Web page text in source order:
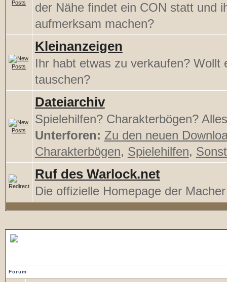
der Nähe findet ein CON statt und
aufmerksam machen?
Kleinanzeigen
Ihr habt etwas zu verkaufen? Wollt
tauschen?
Dateiarchiv
Spielehilfen? Charakterbögen?
Unterforen: Zu den neuen
Charakterbögen, Spielehilfen,
Ruf des Warlock.net
Die offizielle Homepage der
Forum